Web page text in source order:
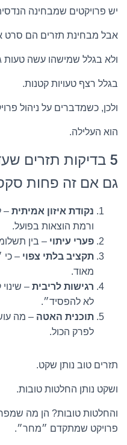
יש פרויקטים שמבחינה
אבל מבחינת תזרים הם סרט
ולא בגלל שמישהו עשה טעות
בגלל רצף טעויות קטנות.
ולכן, כשמדברים על ניהול
הוא העלילה.
5 בדיקות תזרים
גם אם זה פחות
נקודת איזון אמיתית –
ורמת הוצאות בפועל.
פערי עיתוי – בין
תקציב בלתי צפוי – כי
מאוד.
רגישות לריבית –
לא להפסיד״.
תוכנית האטה – מה
לפרק הכול.
תזרים טוב נותן שקט.
ושקט נותן החלטות טובות.
והחלטות טובות? הן מה
פרויקט שמתקדם ״מחר״.